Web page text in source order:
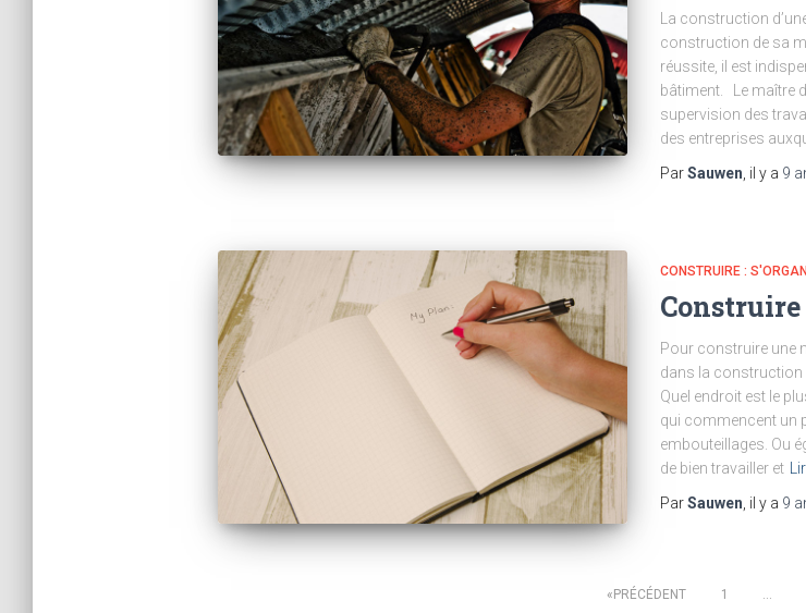
La construction
construction de sa
réussite, il est
bâtiment. Le maître
supervision des
des entreprises
ParSauwen , il y a 9
CONSTRUIRE :
Construire
Pour construire une
dans la construction
Quel endroit est le
qui commencent un
embouteillages. Ou
de bien travailler et
ParSauwen , il y a 9
PRÉCÉDENT 1 …